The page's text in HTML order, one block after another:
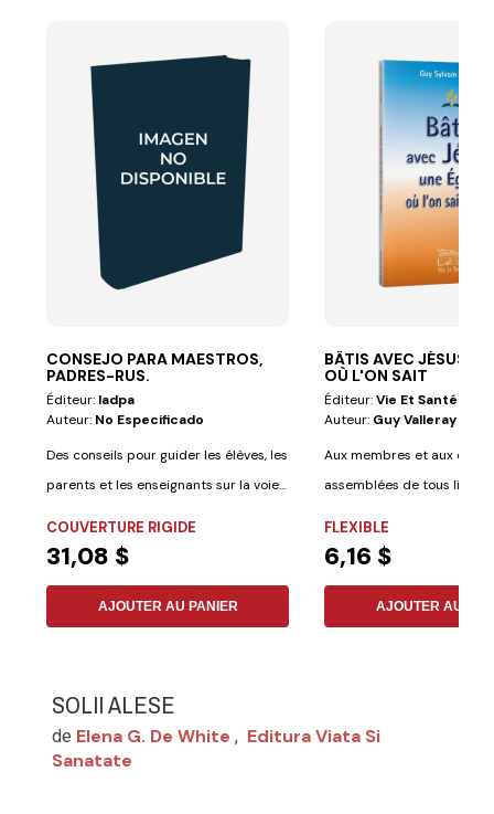
CONSEJO PARA MAESTROS,
PADRES-RUS.
Éditeur: Iadpa
Auteur: No Especificado
Des conseils pour guider les élèves, les
parents et les enseignants sur la voie...
COUVERTURE RIGIDE
31,08 $
AJOUTER AU PANIER
BÂTIS AVEC JÉSUS
OÙ L'ON SAIT
Éditeur:Vie Et Santé
Auteur: Guy Valleray
Aux membres et aux
assemblées de tous lieux,
FLEXIBLE
6,16 $
AJOUTER AU
SOLII ALESE
de Elena G. De White , Editura Viata Si
Sanatate